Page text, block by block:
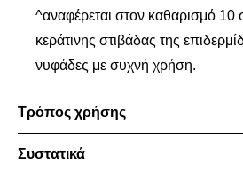
^αναφέρεται στον καθαρισμό 10
κεράτινης στιβάδας της
νυφάδες με συχνή χρήση.
Τρόπος χρήσης
Συστατικά